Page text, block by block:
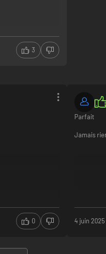
3
0
Parfait
Jamais
4 juin 2025